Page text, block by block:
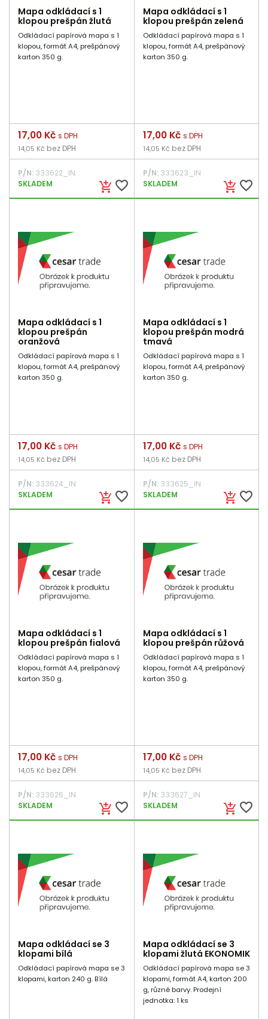
Mapa odkládací s 1
klopou prešpán žlutá
Odkládací papírová mapa s 1
klopou, formát A4, prešpánový
karton 350 g.
add_shopping_cart favorite_border
Cena
17,00 Kč s DPH
14,05 Kč bez DPH
P/N: 333622_IN
SKLADEM
Mapa odkládací s 1
klopou prešpán zelená
Odkládací papírová mapa s 1
klopou, formát A4, prešpánový
karton 350 g.
add_shopping_cart favorite_border
Cena
17,00 Kč s DPH
14,05 Kč bez DPH
P/N:333623_IN
SKLADEM
Mapa odkládací s 1
klopou prešpán
oranžová
Odkládací papírová mapa s 1
klopou, formát A4, prešpánový
karton 350 g.
add_shopping_cart favorite_border
Cena
17,00 Kč s DPH
14,05 Kč bez DPH
P/N: 333624_IN
SKLADEM
Mapa odkládací s 1
klopou prešpán modrá
tmavá
Odkládací papírová mapa s 1
klopou, formát A4, prešpánový
karton 350 g.
add_shopping_cart favorite_border
Cena
17,00 Kč s DPH
14,05 Kč bez DPH
P/N:333625_IN
SKLADEM
Mapa odkládací s 1
klopou prešpán fialová
Odkládací papírová mapa s 1
klopou, formát A4, prešpánový
karton 350 g.
add_shopping_cart favorite_border
Cena
17,00 Kč s DPH
14,05 Kč bez DPH
P/N: 333626_IN
SKLADEM
Mapa odkládací s 1
klopou prešpán růžová
Odkládací papírová mapa s 1
klopou, formát A4, prešpánový
karton 350 g.
add_shopping_cart favorite_border
Cena
17,00 Kč s DPH
14,05 Kč bez DPH
P/N:333627_IN
SKLADEM
Mapa odkládací se 3
klopami bílá
Odkládací papírová mapa se 3
klopami, karton 240 g. Bílá
Mapa odkládací se 3
klopami žlutá EKONOMIK
Odkládací papírová mapa se 3
klopami, formát A4, karton 200
g, různé barvy. Prodejní
jednotka: 1 ks